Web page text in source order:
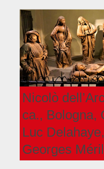
Nicolò
ca., Bologna,
Luc Delahaye,
Georges